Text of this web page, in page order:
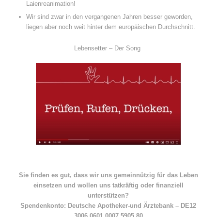
Laienreanimation!
Wir sind zwar in den vergangenen Jahren besser geworden,
liegen aber noch weit hinter dem europäischen Durchschnitt.
Lebensetter – Der Song
Sie finden es gut, dass wir uns gemeinnützig für das Leben
einsetzen und wollen uns tatkräftig oder finanziell
unterstützen?
Spendenkonto: Deutsche Apotheker-und Ärztebank – DE12